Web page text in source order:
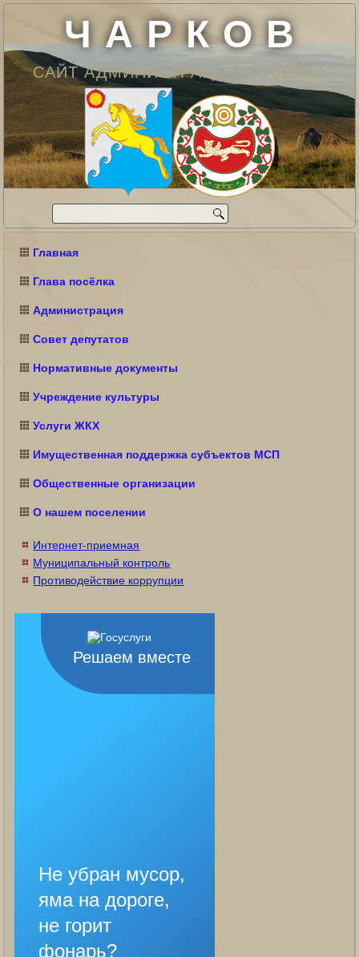
Ч А Р К О В
САЙТ АДМИНИСТРАЦИИ ПОСЁЛКА
Главная
Глава посёлка
Администрация
Совет депутатов
Нормативные документы
Учреждение культуры
Услуги ЖКХ
Имущественная поддержка субъектов МСП
Общественные организации
О нашем поселении
Интернет-приемная
Муниципальный контроль
Противодействие коррупции
Решаем вместе
Не убран мусор,
яма на дороге,
не горит
фонарь?